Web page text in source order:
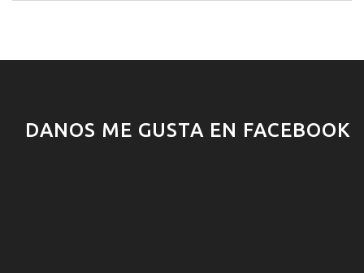
DANOS ME GUSTA EN FACEBOOK